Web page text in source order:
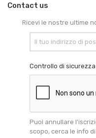
Contact us
Ricevi le nostre ultime
Controllo di sicurezza
Puoi annullare
scopo, cerca le info